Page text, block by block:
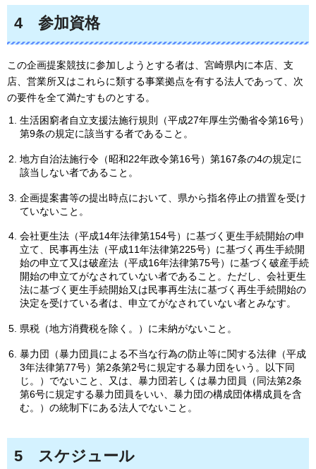
4 参加資格
この企画提案競技に参加しようとする者は、宮崎県内に本店、支
店、営業所又はこれらに類する事業拠点を有する法人であって、次
の要件を全て満たすものとする。
生活困窮者自立支援法施行規則（平成27年厚生労働省令第16号）
第9条の規定に該当する者であること。
地方自治法施行令（昭和22年政令第16号）第167条の4の規定に
該当しない者であること。
企画提案書等の提出時点において、県から指名停止の措置を受け
ていないこと。
会社更生法（平成14年法律第154号）に基づく更生手続開始の申
立て、民事再生法（平成11年法律第225号）に基づく再生手続開
始の申立て又は破産法（平成16年法律第75号）に基づく破産手続
開始の申立てがなされていない者であること。ただし、会社更生
法に基づく更生手続開始又は民事再生法に基づく再生手続開始の
決定を受けている者は、申立てがなされていない者とみなす。
県税（地方消費税を除く。）に未納がないこと。
暴力団（暴力団員による不当な行為の防止等に関する法律（平成
3年法律第77号）第2条第2号に規定する暴力団をいう。以下同
じ。）でないこと、又は、暴力団若しくは暴力団員（同法第2条
第6号に規定する暴力団員をいい、暴力団の構成団体構成員を含
む。）の統制下にある法人でないこと。
5 スケジュール